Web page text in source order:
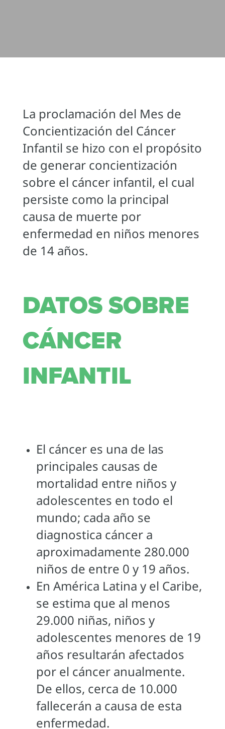
La proclamación del Mes de
Concientización del Cáncer
Infantil se hizo con el propósito
de generar concientización
sobre el cáncer infantil, el cual
persiste como la principal
causa de muerte por
enfermedad en niños menores
de 14 años.
DATOS SOBRE
CÁNCER
INFANTIL
El cáncer es una de las
principales causas de
mortalidad entre niños y
adolescentes en todo el
mundo; cada año se
diagnostica cáncer a
aproximadamente 280.000
niños de entre 0 y 19 años.
En América Latina y el Caribe,
se estima que al menos
29.000 niñas, niños y
adolescentes menores de 19
años resultarán afectados
por el cáncer anualmente.
De ellos, cerca de 10.000
fallecerán a causa de esta
enfermedad.